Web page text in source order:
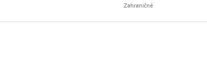
Zahraničné